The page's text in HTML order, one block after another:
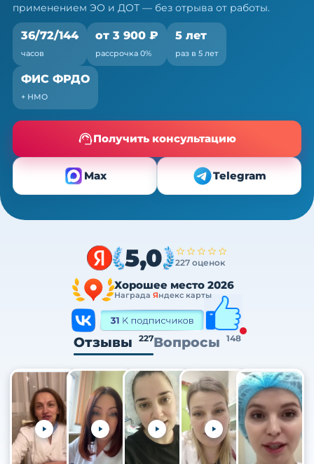
применением ЭО и ДОТ — без отрыва от работы.
36/72/144
часов
от 3 900 ₽
рассрочка 0%
5 лет
раз в 5 лет
ФИС ФРДО
+ НМО
Получить консультацию
Max Telegram
5,0 227 оценок
Хорошее место 2026
Награда Яндекс карты
Отзывы 227Вопросы 148